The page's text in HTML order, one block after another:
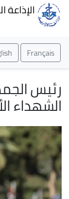
الإذاعة
Français
رئيس
الشهداء